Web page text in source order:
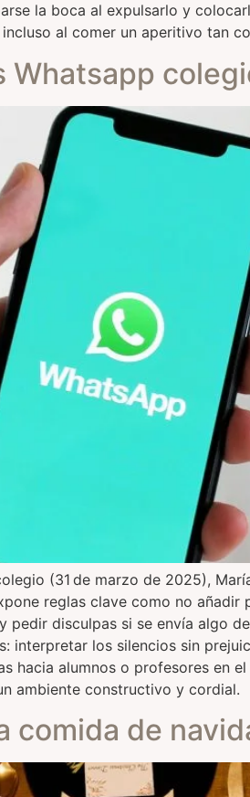
la boca al expulsarlo y
al comer un aperitivo tan
Whatsapp
(31 de marzo de 2025),
reglas clave como no añadir
pedir disculpas si se envía algo
interpretar los silencios sin
hacia alumnos o profesores en
ambiente constructivo y cordial.
comida de